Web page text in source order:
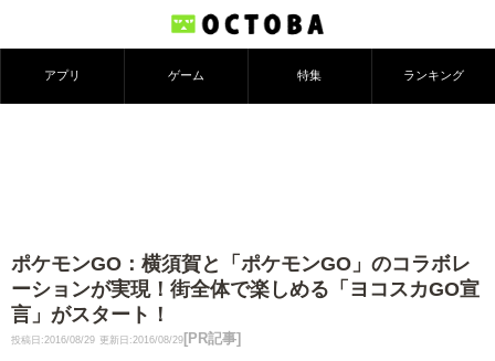
アプリ ゲーム 特集 ランキング
ポケモンGO：横須賀と「ポケモンGO」のコラボレ
ーションが実現！街全体で楽しめる「ヨコスカGO宣
言」がスタート！
投稿日:2016/08/29 更新日:2016/08/29 [PR記事]